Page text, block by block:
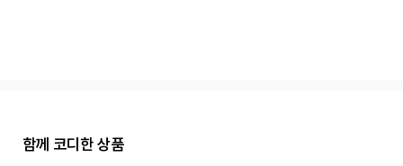
함께 코디한 상품